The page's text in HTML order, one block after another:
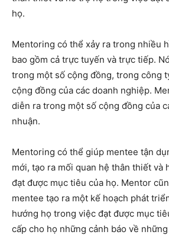
họ.
Mentoring có thể xảy ra trong nhiều
bao gồm cả trực tuyến và trực tiếp.
trong một số cộng đồng, trong công
cộng đồng của các doanh nghiệp.
diễn ra trong một số cộng đồng của
nhuận.
Mentoring có thể giúp mentee tận
mới, tạo ra mối quan hệ thân thiết và
đạt được mục tiêu của họ. Mentor
mentee tạo ra một kế hoạch phát
hướng họ trong việc đạt được mục
cấp cho họ những cảnh báo về